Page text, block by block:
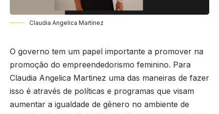
Claudia Angelica Martinez
O governo tem um papel importante a promover na
promoção do empreendedorismo feminino. Para
Claudia Angelica Martinez uma das maneiras de fazer
isso é através de políticas e programas que visam
aumentar a igualdade de gênero no ambiente de